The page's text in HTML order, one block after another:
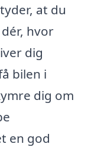
at du
hvor
dig
bilen i
dig om
en god